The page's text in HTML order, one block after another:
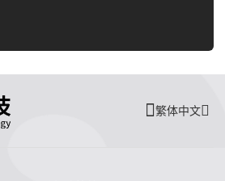
繁体中文